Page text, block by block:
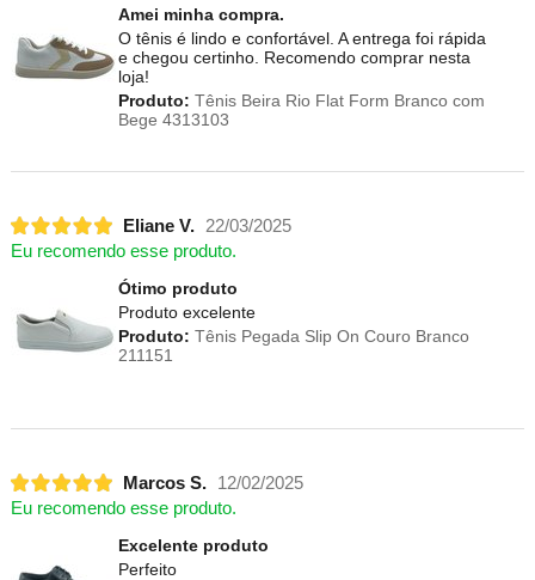
Amei minha compra.
O tênis é lindo e confortável. A entrega foi rápida
e chegou certinho. Recomendo comprar nesta
loja!
Produto: Tênis Beira Rio Flat Form Branco com
Bege 4313103
Eliane V.
22/03/2025
Eu recomendo esse produto.
Ótimo produto
Produto excelente
Produto: Tênis Pegada Slip On Couro Branco
211151
Marcos S.
12/02/2025
Eu recomendo esse produto.
Excelente produto
Perfeito